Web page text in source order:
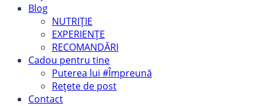
Blog
NUTRIȚIE
EXPERIENȚE
RECOMANDĂRI
Cadou pentru tine
Puterea lui #Împreună
Rețete de post
Contact